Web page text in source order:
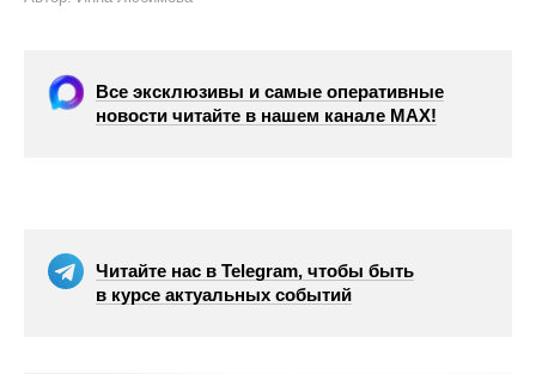
Все эксклюзивы и самые оперативные
новости читайте в нашем канале МАХ!
Читайте нас в Telegram, чтобы быть
в курсе актуальных событий